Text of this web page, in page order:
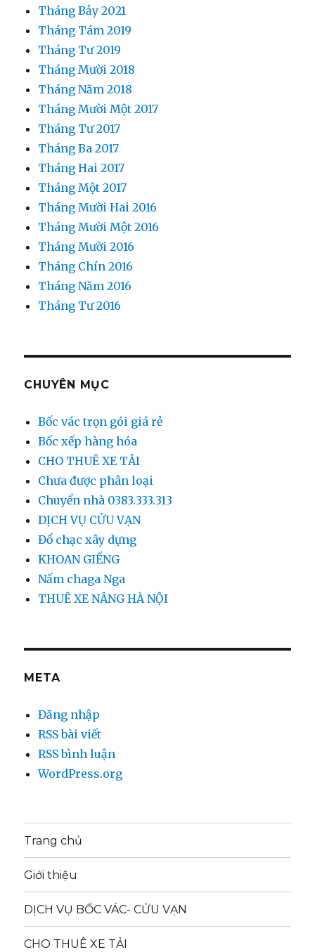
Tháng Bảy 2021
Tháng Tám 2019
Tháng Tư 2019
Tháng Mười 2018
Tháng Năm 2018
Tháng Mười Một 2017
Tháng Tư 2017
Tháng Ba 2017
Tháng Hai 2017
Tháng Một 2017
Tháng Mười Hai 2016
Tháng Mười Một 2016
Tháng Mười 2016
Tháng Chín 2016
Tháng Năm 2016
Tháng Tư 2016
CHUYÊN MỤC
Bốc vác trọn gói giá rẻ
Bốc xếp hàng hóa
CHO THUÊ XE TẢI
Chưa được phân loại
Chuyển nhà 0383.333.313
DỊCH VỤ CỬU VẠN
Đổ chạc xây dựng
KHOAN GIẾNG
Nấm chaga Nga
THUÊ XE NÂNG HÀ NỘI
META
Đăng nhập
RSS bài viết
RSS bình luận
WordPress.org
Trang chủ
Giới thiệu
DỊCH VỤ BỐC VÁC- CỬU VẠN
CHO THUÊ XE TẢI